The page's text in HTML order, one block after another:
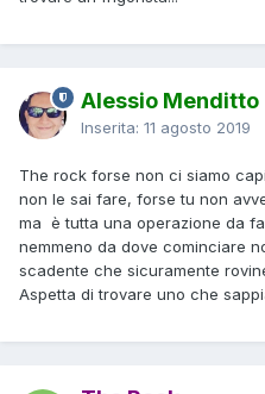
Alessio Menditto
Inserita: 11 agosto 2019
The rock forse non ci siamo
non le sai fare, forse tu non
ma è tutta una operazione da
nemmeno da dove cominciare
scadente che sicuramente
Aspetta di trovare uno che